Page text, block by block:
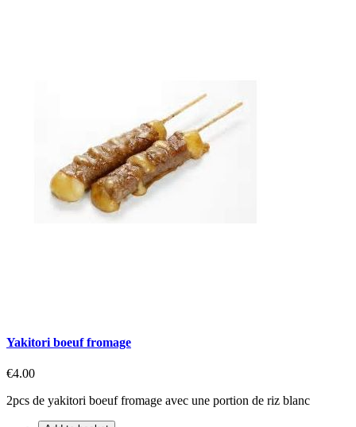
Yakitori boeuf fromage
€4.00
2pcs de yakitori boeuf fromage avec une portion de riz blanc